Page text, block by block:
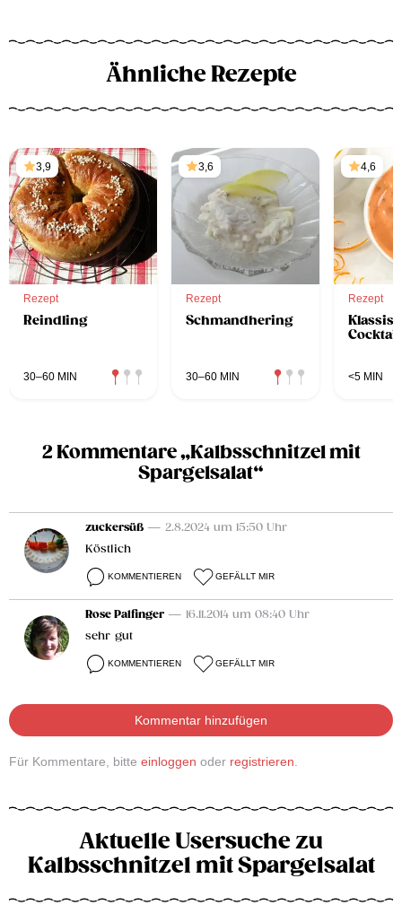
Ähnliche Rezepte
3,9
Rezept
Reindling
30–60 MIN
3,6
Rezept
Schmandhering
30–60 MIN
4,6
Rezept
<5 MIN
2 Kommentare „Kalbsschnitzel mit
Spargelsalat“
zuckersüß — 2.8.2024 um 15:50 Uhr
Köstlich
KOMMENTIEREN GEFÄLLT MIR
Rose Palfinger — 16.11.2014 um 08:40 Uhr
sehr gut
KOMMENTIEREN GEFÄLLT MIR
Kommentar hinzufügen
Für Kommentare, bitte einloggen oder registrieren.
Aktuelle Usersuche zu
Kalbsschnitzel mit Spargelsalat